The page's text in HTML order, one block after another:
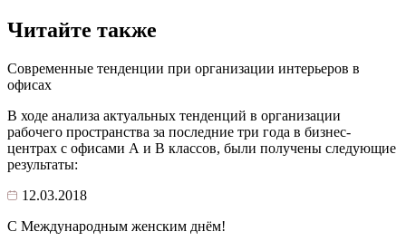
Читайте также
Современные тенденции при организации интерьеров в
офисах
В ходе анализа актуальных тенденций в организации
рабочего пространства за последние три года в бизнес-
центрах с офисами А и В классов, были получены следующие
результаты:
12.03.2018
С Международным женским днём!